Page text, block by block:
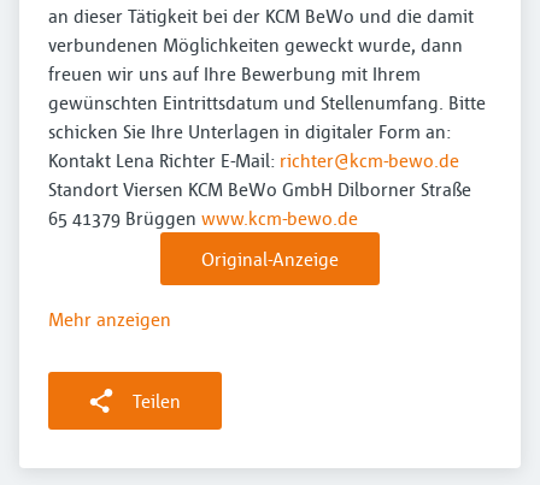
an dieser Tätigkeit bei der KCM BeWo und die damit
verbundenen Möglichkeiten geweckt wurde, dann
freuen wir uns auf Ihre Bewerbung mit Ihrem
gewünschten Eintrittsdatum und Stellenumfang. Bitte
schicken Sie Ihre Unterlagen in digitaler Form an:
Kontakt Lena Richter E-Mail: richter@kcm-bewo.de
Standort Viersen KCM BeWo GmbH Dilborner Straße
65 41379 Brüggen www.kcm-bewo.de
Original-Anzeige
Mehr anzeigen
Teilen